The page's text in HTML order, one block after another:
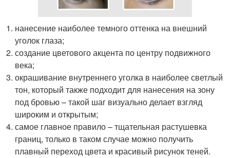
нанесение наиболее темного оттенка на внешний
уголок глаза;
создание цветового акцента по центру подвижного
века;
окрашивание внутреннего уголка в наиболее светлый
тон, который также подходит для нанесения на зону
под бровью – такой шаг визуально делает взгляд
широким и открытым;
самое главное правило – тщательная растушевка
границ, только в таком случае можно получить
плавный переход цвета и красивый рисунок теней.